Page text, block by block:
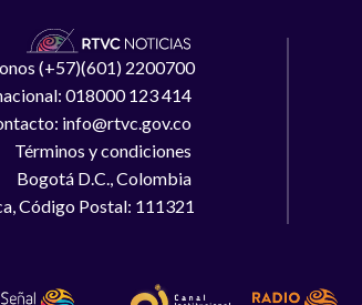
(+57)(601) 2200700
018000 123 414
info@rtvc.gov.co
Términos y condiciones
Bogotá D.C., Colombia
Código Postal: 111321